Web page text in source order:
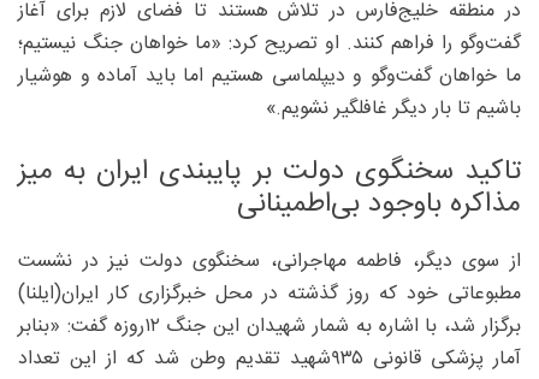
در منطقه خلیج‌فارس در تلاش‌ هستند تا فضای لازم برای آغاز
گفت‌وگو را فراهم کنند. او تصریح کرد: «ما خواهان جنگ نیستیم؛
ما خواهان گفت‌وگو و دیپلماسی هستیم اما باید آماده و هوشیار
باشیم تا بار دیگر غافلگیر نشویم.»
تاکید سخنگوی دولت بر پایبندی ایران به میز
مذاکره باوجود بی‌اطمینانی
از سوی دیگر، فاطمه مهاجرانی، سخنگوی دولت نیز در نشست
مطبوعاتی خود که روز گذشته در محل خبرگزاری کار ایران(ایلنا)
برگزار شد، با اشاره به شمار شهیدان این جنگ ۱۲‌روزه گفت: «بنابر
آمار پزشکی قانونی ۹۳۵‌شهید تقدیم وطن شد که از این تعداد